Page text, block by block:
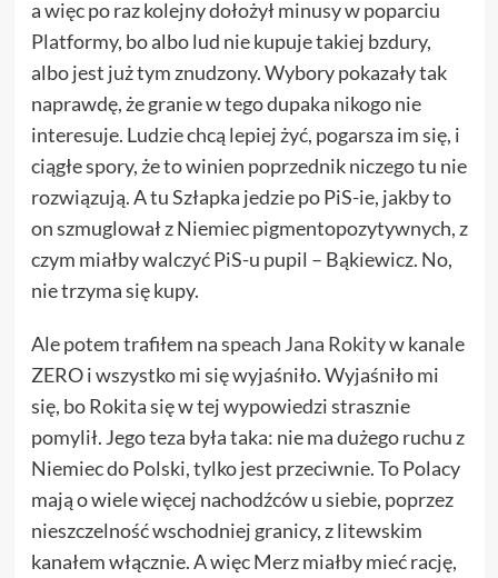
a więc po raz kolejny dołożył minusy w poparciu
Platformy, bo albo lud nie kupuje takiej bzdury,
albo jest już tym znudzony. Wybory pokazały tak
naprawdę, że granie w tego dupaka nikogo nie
interesuje. Ludzie chcą lepiej żyć, pogarsza im się, i
ciągłe spory, że to winien poprzednik niczego tu nie
rozwiązują. A tu Szłapka jedzie po PiS-ie, jakby to
on szmuglował z Niemiec pigmentopozytywnych, z
czym miałby walczyć PiS-u pupil – Bąkiewicz. No,
nie trzyma się kupy.
Ale potem trafiłem naspeach Jana Rokityw kanale
ZERO i wszystko mi się wyjaśniło. Wyjaśniło mi
się, bo Rokita się w tej wypowiedzi strasznie
pomylił. Jego teza była taka: nie ma dużego ruchu z
Niemiec do Polski, tylko jest przeciwnie. To Polacy
mają o wiele więcej nachodźców u siebie, poprzez
nieszczelność wschodniej granicy, z litewskim
kanałem włącznie. A więc Merz miałby mieć rację,